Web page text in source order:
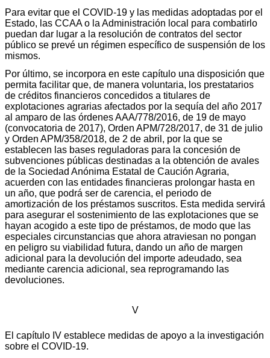
Para evitar que el COVID-19 y las medidas adoptadas por el
Estado, las CCAA o la Administración local para combatirlo
puedan dar lugar a la resolución de contratos del sector
público se prevé un régimen específico de suspensión de los
mismos.
Por último, se incorpora en este capítulo una disposición que
permita facilitar que, de manera voluntaria, los prestatarios
de créditos financieros concedidos a titulares de
explotaciones agrarias afectados por la sequía del año 2017
al amparo de las órdenes AAA/778/2016, de 19 de mayo
(convocatoria de 2017), Orden APM/728/2017, de 31 de julio
y Orden APM/358/2018, de 2 de abril, por la que se
establecen las bases reguladoras para la concesión de
subvenciones públicas destinadas a la obtención de avales
de la Sociedad Anónima Estatal de Caución Agraria,
acuerden con las entidades financieras prolongar hasta en
un año, que podrá ser de carencia, el periodo de
amortización de los préstamos suscritos. Esta medida servirá
para asegurar el sostenimiento de las explotaciones que se
hayan acogido a este tipo de préstamos, de modo que las
especiales circunstancias que ahora atraviesan no pongan
en peligro su viabilidad futura, dando un año de margen
adicional para la devolución del importe adeudado, sea
mediante carencia adicional, sea reprogramando las
devoluciones.
V
El capítulo IV establece medidas de apoyo a la investigación
sobre el COVID-19.